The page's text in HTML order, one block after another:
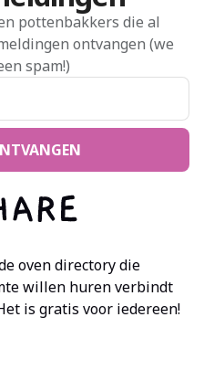
pottenbakkers die al
ontvangen (we
spam!)
oven directory die
willen huren verbindt
is gratis voor iedereen!